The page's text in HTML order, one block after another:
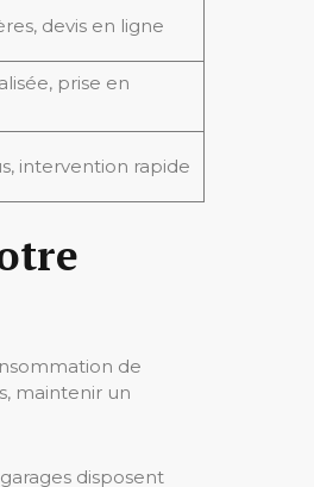
devis en ligne
prise en
intervention rapide
de
maintenir un
disposent